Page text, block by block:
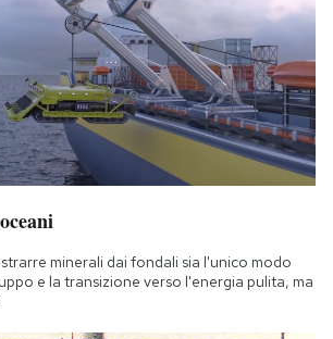
minerali dai fondali sia l'unico modo
e la transizione verso l'energia pulita, ma